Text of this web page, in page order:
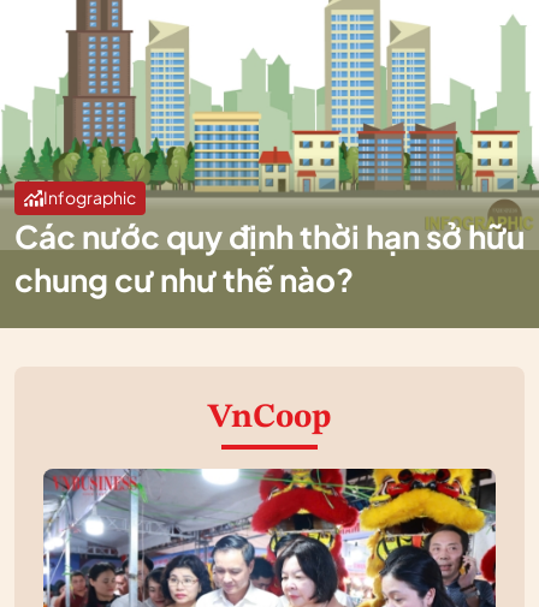
Infographic
Các nước quy định thời hạn sở hữu
chung cư như thế nào?
VnCoop